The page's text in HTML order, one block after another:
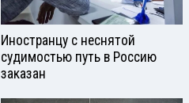
Иностранцу с неснятой
судимостью путь в Россию
заказан